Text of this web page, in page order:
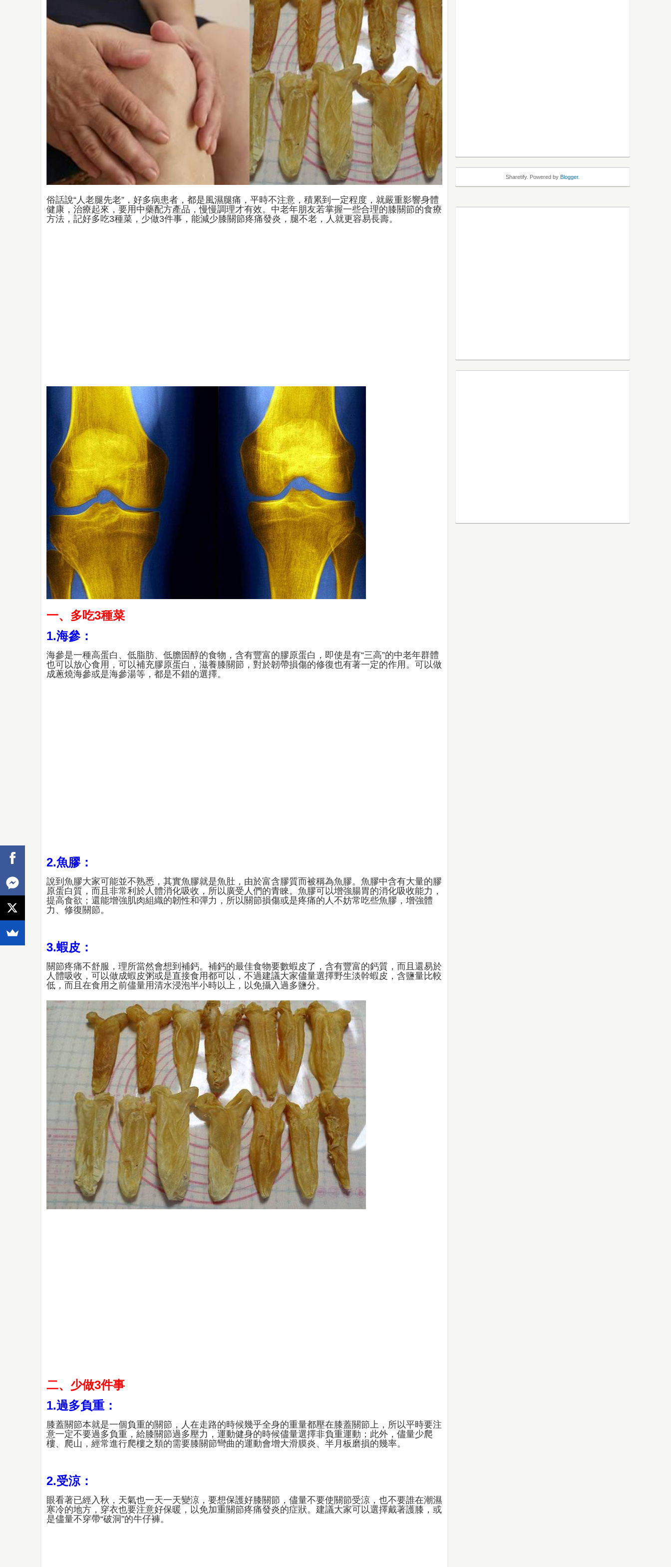
俗話說“人老腿先老”，好多病患者，都是風濕腿痛，平時不注意，積累到一定程度，就嚴重影響身體
健康，治療起來，要用中藥配方產品，慢慢調理才有效。中老年朋友若掌握一些合理的膝關節的食療
方法，記好多吃3種菜，少做3件事，能減少膝關節疼痛發炎，腿不老，人就更容易長壽。
一、多吃3種菜
1.海參：
海參是一種高蛋白、低脂肪、低膽固醇的食物，含有豐富的膠原蛋白，即使是有“三高”的中老年群體
也可以放心食用，可以補充膠原蛋白，滋養膝關節，對於韌帶損傷的修復也有著一定的作用。可以做
成蔥燒海參或是海參湯等，都是不錯的選擇。
2.魚膠：
說到魚膠大家可能並不熟悉，其實魚膠就是魚肚，由於富含膠質而被稱為魚膠。魚膠中含有大量的膠
原蛋白質，而且非常利於人體消化吸收，所以廣受人們的青睞。魚膠可以增強腸胃的消化吸收能力，
提高食欲；還能增強肌肉組織的韌性和彈力，所以關節損傷或是疼痛的人不妨常吃些魚膠，增強體
力、修復關節。
3.蝦皮：
關節疼痛不舒服，理所當然會想到補鈣。補鈣的最佳食物要數蝦皮了，含有豐富的鈣質，而且還易於
人體吸收，可以做成蝦皮粥或是直接食用都可以，不過建議大家儘量選擇野生淡幹蝦皮，含鹽量比較
低，而且在食用之前儘量用清水浸泡半小時以上，以免攝入過多鹽分。
二、少做3件事
1.過多負重：
膝蓋關節本就是一個負重的關節，人在走路的時候幾乎全身的重量都壓在膝蓋關節上，所以平時要注
意一定不要過多負重，給膝關節過多壓力，運動健身的時候儘量選擇非負重運動；此外，儘量少爬
樓、爬山，經常進行爬樓之類的需要膝關節彎曲的運動會增大滑膜炎、半月板磨損的幾率。
2.受涼：
眼看著已經入秋，天氣也一天一天變涼，要想保護好膝關節，儘量不要使關節受涼，也不要誰在潮濕
寒冷的地方，穿衣也要注意好保暖，以免加重關節疼痛發炎的症狀。建議大家可以選擇戴著護膝，或
是儘量不穿帶“破洞”的牛仔褲。
Sharetify. Powered by Blogger.